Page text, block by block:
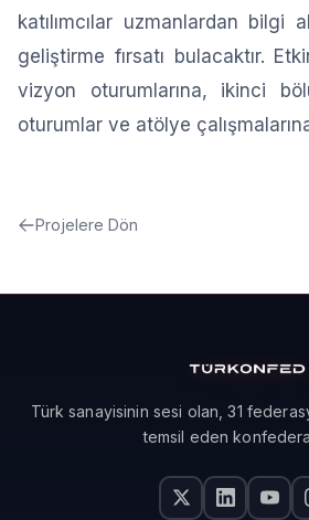
katılımcılar uzmanlardan bilgi
geliştirme fırsatı bulacaktır.
vizyon oturumlarına, ikinci
oturumlar ve atölye
Projelere Dön
Türk sanayisinin sesi olan, 31
temsil eden